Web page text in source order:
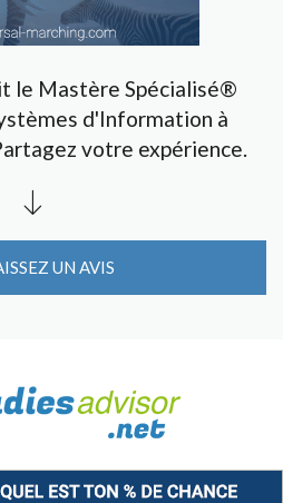
le Mastère Spécialisé®
d'Information à
votre expérience.
UN AVIS